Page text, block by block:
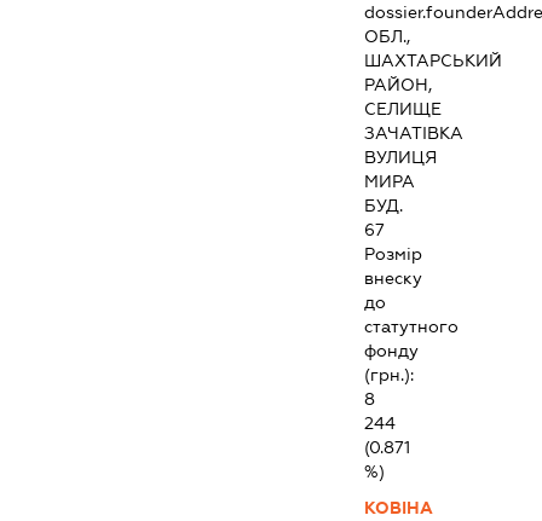
ОБЛ.,
ШАХТАРСЬКИЙ
РАЙОН,
СЕЛИЩЕ
ЗАЧАТІВКА
ВУЛИЦЯ
МИРА
БУД.
67
Розмір
внеску
до
статутного
фонду
(грн.):
8
244
(0.871
%)
КОВІНА